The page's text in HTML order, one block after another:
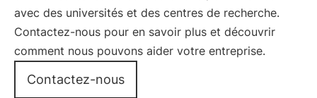
avec des universités et des centres de recherche.
Contactez-nous pour en savoir plus et découvrir
comment nous pouvons aider votre entreprise.
Contactez-nous